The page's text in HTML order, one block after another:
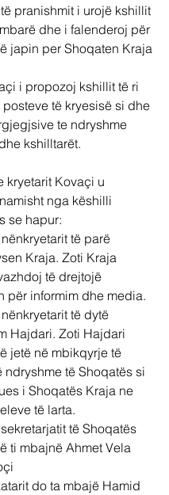
pranishmit i urojë kshillit
dhe i falenderoj për
japin per Shoqaten Kraja
i propozoj kshillit të ri
të kryesisë si dhe
te ndryshme
kshilltarët.
kryetarit Kovaçi u
nga këshilli
se hapur:
të parë
Kraja. Zoti Kraja
të drejtojë
për informim dhe media.
të dytë
Hajdari. Zoti Hajdari
jetë në mbikqyrje të
ndryshme të Shoqatës si
i Shoqatës Kraja ne
të larta.
të Shoqatës
ti mbajnë Ahmet Vela
do ta mbajë Hamid